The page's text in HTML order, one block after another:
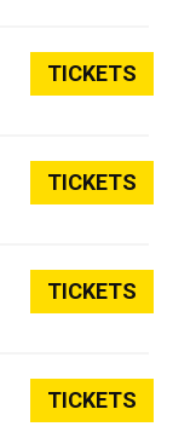
TICKETS
TICKETS
TICKETS
TICKETS